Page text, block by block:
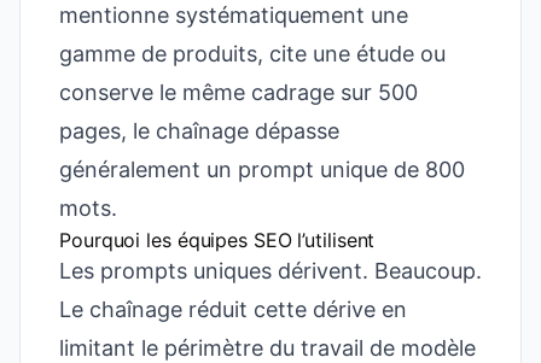
mentionne systématiquement une
gamme de produits, cite une étude ou
conserve le même cadrage sur 500
pages, le chaînage dépasse
généralement un prompt unique de 800
mots.
Pourquoi les équipes SEO l’utilisent
Les prompts uniques dérivent. Beaucoup.
Le chaînage réduit cette dérive en
limitant le périmètre du travail de modèle